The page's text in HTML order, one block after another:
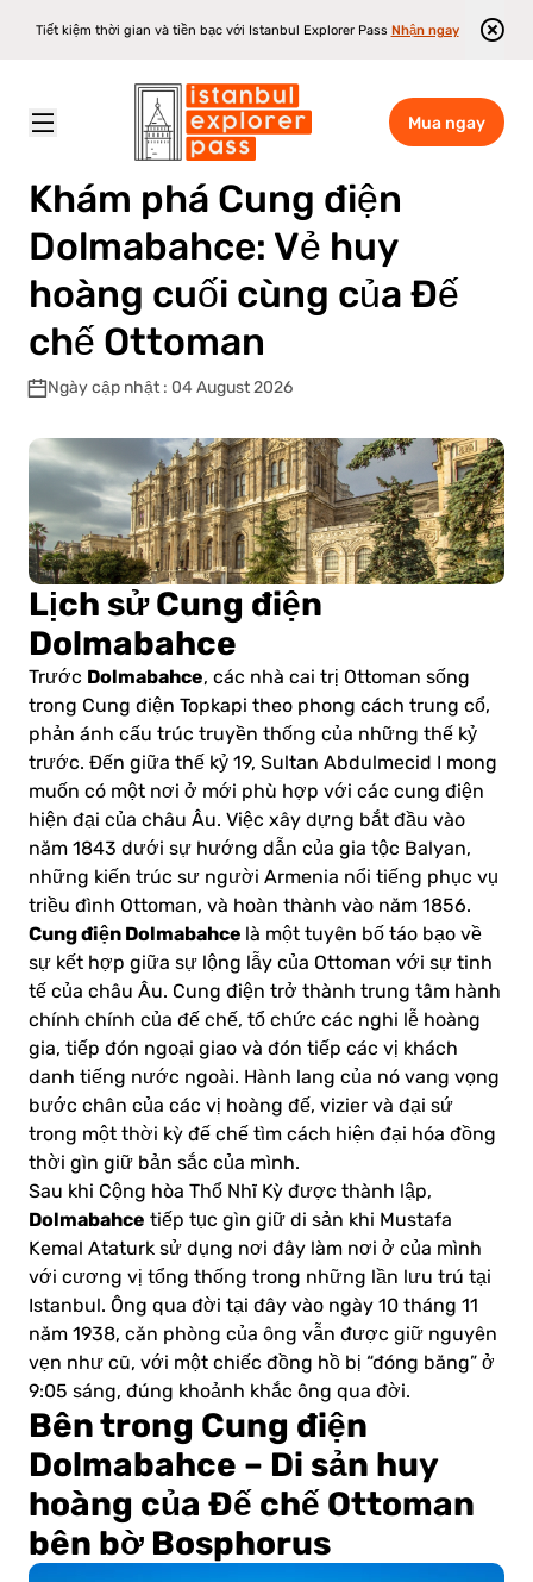
Tiết kiệm thời gian và tiền bạc với Istanbul Explorer Pass Nhận ngay
Mua ngay
Istanbul Explorer Pass \ Blog \ Khám phá Cung điện Dolmabahce: Vẻ huy hoàng cuối cùng của Đế chế Ottoman
Khám phá Cung điện
Dolmabahce: Vẻ huy
hoàng cuối cùng của Đế
chế Ottoman
Ngày cập nhật : 04 August 2026
Lịch sử Cung điện
Dolmabahce
Trước Dolmabahce, các nhà cai trị Ottoman sống
trong Cung điện Topkapi theo phong cách trung cổ,
phản ánh cấu trúc truyền thống của những thế kỷ
trước. Đến giữa thế kỷ 19, Sultan Abdulmecid I mong
muốn có một nơi ở mới phù hợp với các cung điện
hiện đại của châu Âu. Việc xây dựng bắt đầu vào
năm 1843 dưới sự hướng dẫn của gia tộc Balyan,
những kiến trúc sư người Armenia nổi tiếng phục vụ
triều đình Ottoman, và hoàn thành vào năm 1856.
Cung điện Dolmabahce là một tuyên bố táo bạo về
sự kết hợp giữa sự lộng lẫy của Ottoman với sự tinh
tế của châu Âu. Cung điện trở thành trung tâm hành
chính chính của đế chế, tổ chức các nghi lễ hoàng
gia, tiếp đón ngoại giao và đón tiếp các vị khách
danh tiếng nước ngoài. Hành lang của nó vang vọng
bước chân của các vị hoàng đế, vizier và đại sứ
trong một thời kỳ đế chế tìm cách hiện đại hóa đồng
thời gìn giữ bản sắc của mình.
Sau khi Cộng hòa Thổ Nhĩ Kỳ được thành lập,
Dolmabahce tiếp tục gìn giữ di sản khi Mustafa
Kemal Ataturk sử dụng nơi đây làm nơi ở của mình
với cương vị tổng thống trong những lần lưu trú tại
Istanbul. Ông qua đời tại đây vào ngày 10 tháng 11
năm 1938, căn phòng của ông vẫn được giữ nguyên
vẹn như cũ, với một chiếc đồng hồ bị “đóng băng” ở
9:05 sáng, đúng khoảnh khắc ông qua đời.
Bên trong Cung điện
Dolmabahce – Di sản huy
hoàng của Đế chế Ottoman
bên bờ Bosphorus